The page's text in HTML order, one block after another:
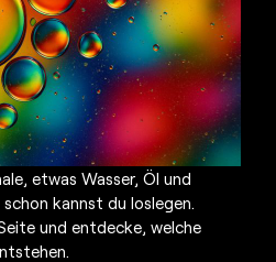
etwas Wasser, Öl und
kannst du loslegen.
und entdecke, welche